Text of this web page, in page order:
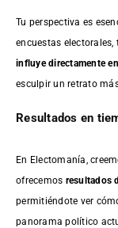
Tu perspectiva es
encuestas
influye directamente
esculpir un retrato
Resultados en
En Electomanía,
ofrecemos resultados
permitiéndote ver
panorama político